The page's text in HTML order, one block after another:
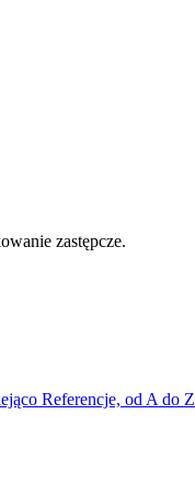
zastępcze.
Referencje, od A do Z